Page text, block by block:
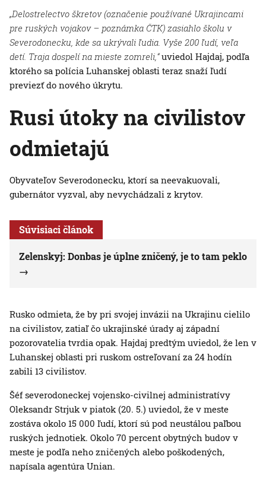
„Delostrelectvo škretov (označenie používané Ukrajincami
pre ruských vojakov – poznámka ČTK) zasiahlo školu v
Severodonecku, kde sa ukrývali ľudia. Vyše 200 ľudí, veľa
detí. Traja dospelí na mieste zomreli,“uviedol Hajdaj, podľa
ktorého sa polícia Luhanskej oblasti teraz snaží ľudí
previezť do nového úkrytu.
Rusi útoky na civilistov
odmietajú
Obyvateľov Severodonecku, ktorí sa neevakuovali,
gubernátor vyzval, aby nevychádzali z krytov.
Súvisiaci článok
Zelenskyj: Donbas je úplne zničený, je to tam peklo
Rusko odmieta, že by pri svojej invázii na Ukrajinu cielilo
na civilistov, zatiaľ čo ukrajinské úrady aj západní
pozorovatelia tvrdia opak. Hajdaj predtým uviedol, že len v
Luhanskej oblasti pri ruskom ostreľovaní za 24 hodín
zabili 13 civilistov.
Šéf severodoneckej vojensko-civilnej administratívy
Oleksandr Strjuk v piatok (20. 5.) uviedol, že v meste
zostáva okolo 15 000 ľudí, ktorí sú pod neustálou paľbou
ruských jednotiek. Okolo 70 percent obytných budov v
meste je podľa neho zničených alebo poškodených,
napísala agentúra Unian.